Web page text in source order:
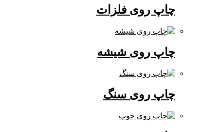
چاپ روی فلزات
چاپ روی شیشه
چاپ روی سنگ